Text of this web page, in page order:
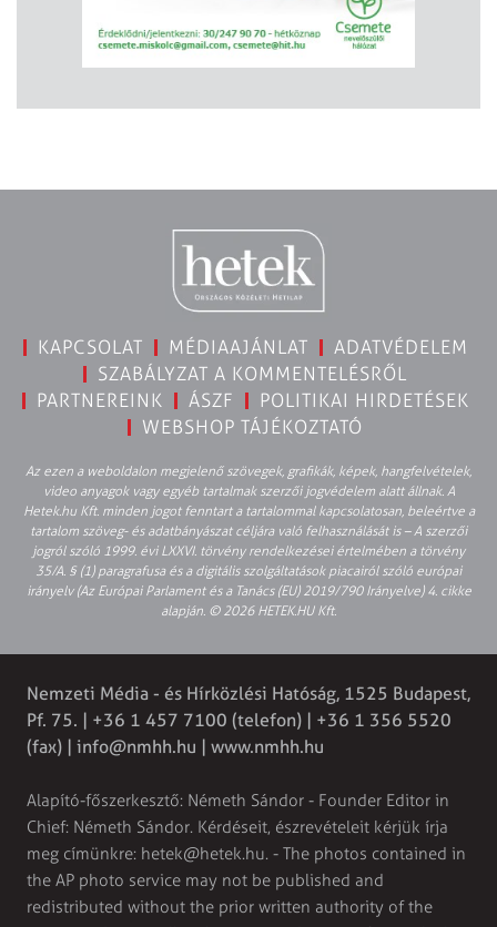
KAPCSOLAT MÉDIAAJÁNLAT
ADATVÉDELEM
SZABÁLYZAT A KOMMENTELÉSRŐL
PARTNEREINK
ÁSZF
POLITIKAI HIRDETÉSEK
WEBSHOP TÁJÉKOZTATÓ
Az ezen a weboldalon megjelenő szövegek, grafikák, képek, hangfelvételek,
video anyagok vagy egyéb tartalmak szerzői jogvédelem alatt állnak. A
Hetek.hu Kft. minden jogot fenntart a tartalommal kapcsolatosan, beleértve a
tartalom szöveg- és adatbányászat céljára való felhasználását is – A szerzői
jogról szóló 1999. évi LXXVI. törvény rendelkezései értelmében a törvény
35/A. § (1) paragrafusa és a digitális szolgáltatások piacairól szóló európai
irányelv (Az Európai Parlament és a Tanács (EU) 2019/790 Irányelve) 4. cikke
alapján. © 2026 HETEK.HU Kft.
Nemzeti Média - és Hírközlési Hatóság, 1525 Budapest,
Pf. 75. | +36 1 457 7100 (telefon) | +36 1 356 5520
(fax) | info@nmhh.hu | www.nmhh.hu
Alapító-főszerkesztő: Németh Sándor - Founder Editor in
Chief: Németh Sándor. Kérdéseit, észrevételeit kérjük írja
meg címünkre: hetek@hetek.hu. - The photos contained in
the AP photo service may not be published and
redistributed without the prior written authority of the